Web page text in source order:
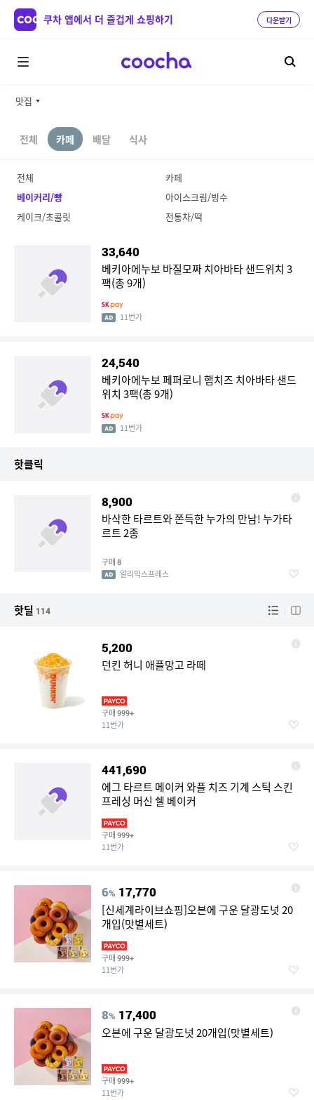
쿠차 앱에서 더 즐겁게 쇼핑하기 다운받기
맛집
전체 카페 배달 식사
전체
카페
베이커리/빵
아이스크림/빙수
케이크/초콜릿
전통차/떡
33,640
베키아에누보 바질모짜 치아바타 샌드위치 3
팩(총 9개)
11번가
24,540
베키아에누보 페퍼로니 햄치즈 치아바타 샌드
위치 3팩(총 9개)
11번가
핫클릭
8,900
바삭한 타르트와 쫀득한 누가의 만남! 누가타
르트 2종
구매 8
알리익스프레스
핫딜 114
5,200
던킨 허니 애플망고 라떼
구매 999+
11번가
441,690
에그 타르트 메이커 와플 치즈 기계 스틱 스킨
프레싱 머신 쉘 베이커
구매 999+
11번가
6% 17,770
[신세계라이브쇼핑]오븐에 구운 달광도넛 20
개입(맛별세트)
구매 999+
11번가
8% 17,400
오븐에 구운 달광도넛 20개입(맛별세트)
구매 999+
11번가